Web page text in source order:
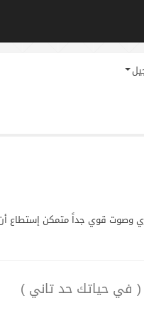
قوي جداً متمكن إستطاع أن
في حياتك حد تاني )